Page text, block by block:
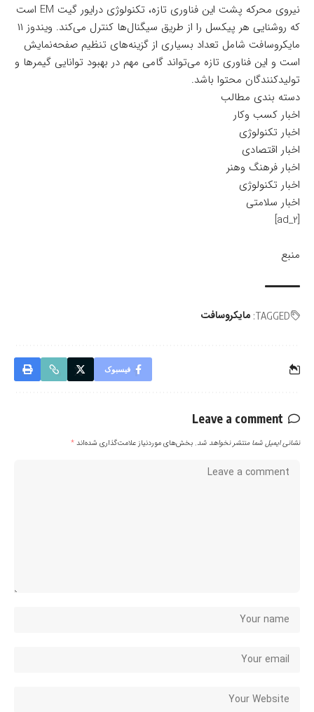
نیروی محرکه پشت این فناوری تازه، تکنولوژی درایور گیت EM است
که روشنایی هر پیکسل را از طریق سیگنال‌ها کنترل می‌کند. ویندوز ۱۱
مایکروسافت شامل تعداد بسیاری از گزینه‌های تنظیم صفحه‌نمایش
است و این فناوری تازه می‌تواند گامی مهم در بهبود توانایی گیمرها و
تولیدکنندگان محتوا باشد.
دسته بندی مطالب
اخبار کسب وکار
اخبار تکنولوژی
اخبار اقتصادی
اخبار فرهنگ وهنر
اخبار تکنولوژی
اخبار سلامتی
[ad_2]
منبع
TAGGED: مایکروسافت
فیسبوک
Leave a comment
نشانی ایمیل شما منتشر نخواهد شد. بخش‌های موردنیاز علامت‌گذاری شده‌اند*